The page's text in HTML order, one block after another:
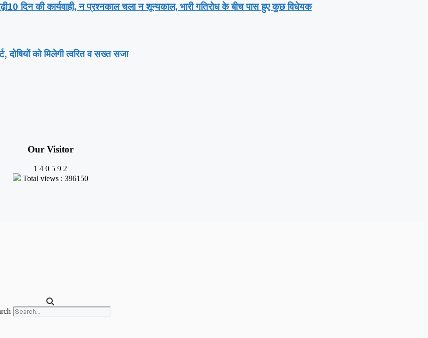
दिन की कार्यवाही, न प्रश्नकाल चला न शून्यकाल, भारी गतिरोध के बीच पास हुए कुछ विधेयक
दोषियों को मिलेगी त्वरित व सख्त सजा
Our Visitor
1 4 0 5 9 2
Total views : 396150